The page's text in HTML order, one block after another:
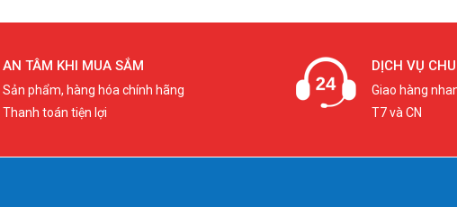
AN TÂM KHI MUA SẮM
Sản phẩm, hàng hóa chính hãng
Thanh toán tiện lợi
DỊCH VỤ
Giao hàng
T7 và CN